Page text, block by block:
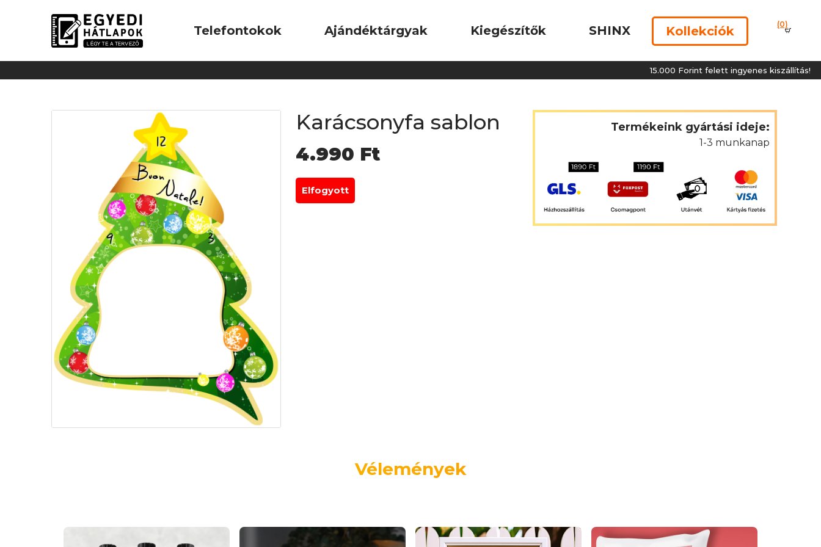
Telefontokok Ajándéktárgyak Kiegészítők SHINX Kollekciók (0)
15.000 Forint felett ingyenes kiszállítás!
Karácsonyfa sablon
4.990 Ft
Elfogyott
Termékeink gyártási ideje:
1-3 munkanap
Vélemények